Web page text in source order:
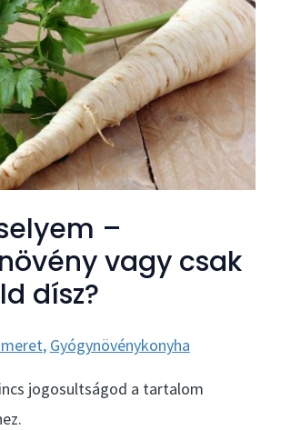
–
vagy csak
dísz?
, Gyógynövénykonyha
jogosultságod a tartalom